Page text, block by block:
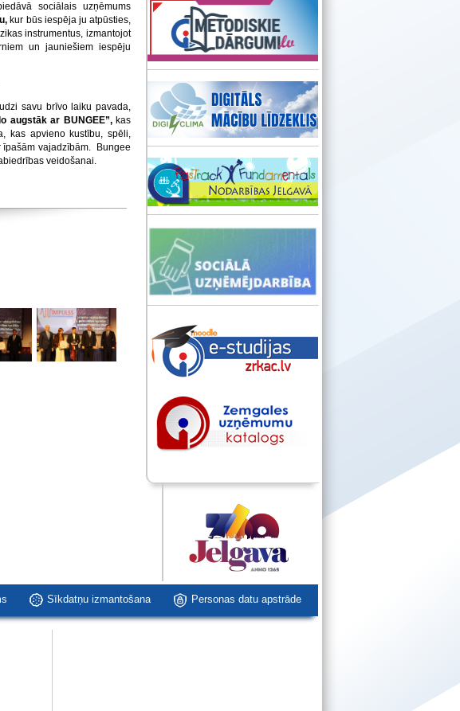
sociālais uzņēmums
kur būs iespēja ju atpūsties,
instrumentus, izmantojot
un jauniešiem iespēju
savu brīvo laiku pavada,
augstāk ar BUNGEE”,kas
kas apvieno kustību, spēli,
vajadzībām. Bungee
veidošanai.
Sīkdatņu izmantošana Personas datu apstrāde